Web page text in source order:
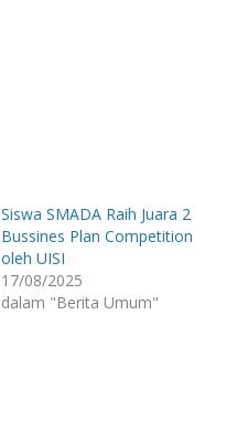
Siswa SMADA Raih Juara 2
Bussines Plan Competition
oleh UISI
17/08/2025
dalam "Berita Umum"